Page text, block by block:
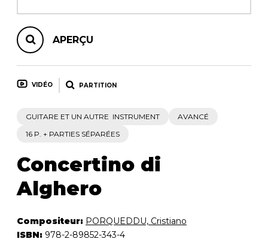
APERÇU
VIDÉO PARTITION
GUITARE ET UN AUTRE INSTRUMENT
AVANCÉ
16 P. + PARTIES SÉPARÉES
Concertino di
Alghero
Compositeur: PORQUEDDU, Cristiano
ISBN: 978-2-89852-343-4